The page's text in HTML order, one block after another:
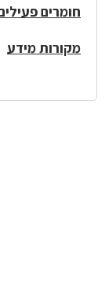
חומרים
מקורות מידע